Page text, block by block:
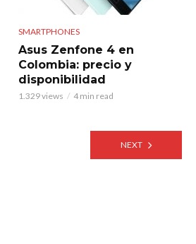
SMARTPHONES
Asus Zenfone 4 en
Colombia: precio y
disponibilidad
1.329 views 4 min read
NEXT